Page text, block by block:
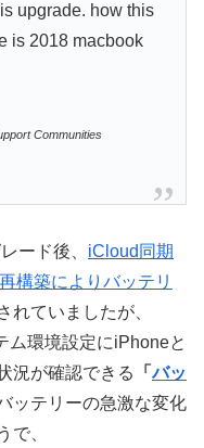
upgrade. how this
is 2018 macbook
Communities
ード後、 iCloud同期
構築によりバッテリ
れていましたが、
ム環境設定にiPhoneと
況が確認できる
「バッ
ッテリーの急激な変化
で、